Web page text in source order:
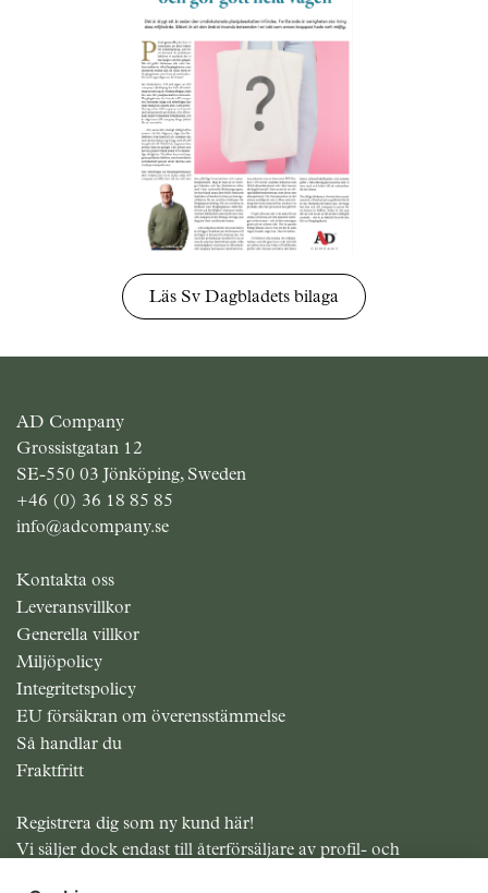
Läs Sv Dagbladets bilaga
AD Company
Grossistgatan 12
SE-550 03 Jönköping, Sweden
+46 (0) 36 18 85 85
info@adcompany.se
Kontakta oss
Leveransvillkor
Generella villkor
Miljöpolicy
Integritetspolicy
EU försäkran om överensstämmelse
Så handlar du
Fraktfritt
Registrera dig som ny kund här!
Vi säljer dock endast till återförsäljare av profil- och